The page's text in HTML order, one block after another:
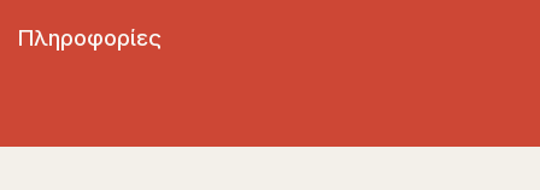
Πληροφορίες